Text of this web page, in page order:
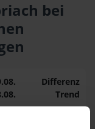
bei
Differenz
Trend